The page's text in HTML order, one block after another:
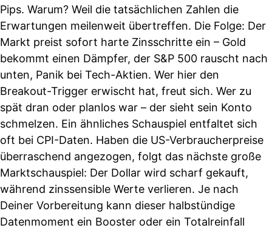
Pips. Warum? Weil die tatsächlichen Zahlen die
Erwartungen meilenweit übertreffen. Die Folge: Der
Markt preist sofort harte Zinsschritte ein – Gold
bekommt einen Dämpfer, der S&P 500 rauscht nach
unten, Panik bei Tech-Aktien. Wer hier den
Breakout-Trigger erwischt hat, freut sich. Wer zu
spät dran oder planlos war – der sieht sein Konto
schmelzen. Ein ähnliches Schauspiel entfaltet sich
oft bei CPI-Daten. Haben die US-Verbraucherpreise
überraschend angezogen, folgt das nächste große
Marktschauspiel: Der Dollar wird scharf gekauft,
während zinssensible Werte verlieren. Je nach
Deiner Vorbereitung kann dieser halbstündige
Datenmoment ein Booster oder ein Totalreinfall